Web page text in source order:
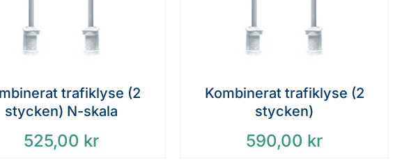
trafiklyse (2
stycken) N-skala
525,00 kr
Kombinerat trafiklyse (2
stycken)
590,00 kr